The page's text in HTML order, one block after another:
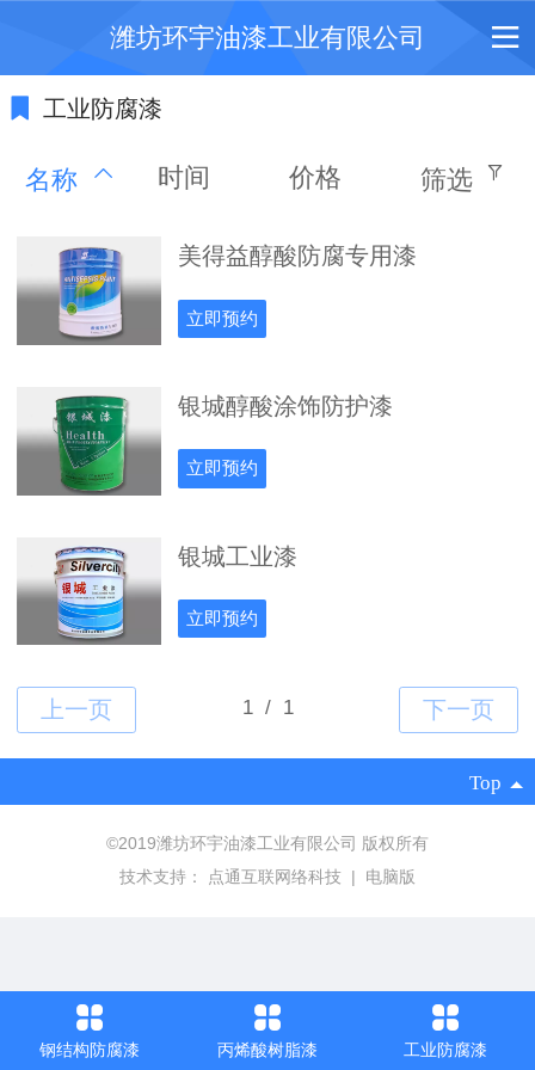
潍坊环宇油漆工业有限公司
工业防腐漆
名称 时间 价格 筛选
美得益醇酸防腐专用漆
立即预约
银城醇酸涂饰防护漆
立即预约
银城工业漆
立即预约
Top
©2019潍坊环宇油漆工业有限公司 版权所有
技术支持：
点通互联网络科技 | 电脑版
钢结构防腐漆 丙烯酸树脂漆 工业防腐漆